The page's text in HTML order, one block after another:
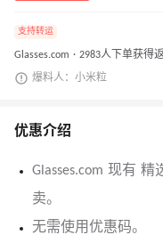
支持转运
Glasses.com · 2983人下单获得
爆料人：小米粒
优惠介绍
Glasses.com 现有
卖。
无需使用优惠码。